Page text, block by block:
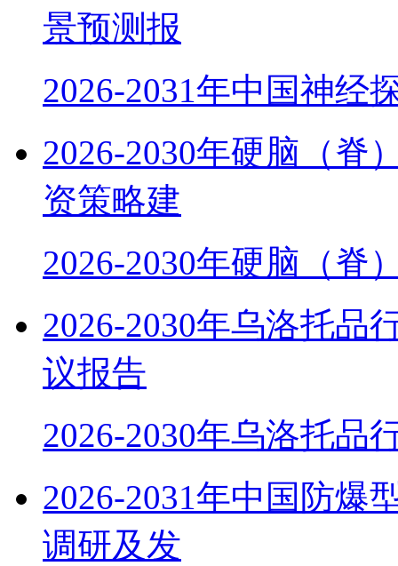
景预测报
2026-2031年中国神经
2026-2030年硬脑（脊
资策略建
2026-2030年硬脑（脊
2026-2030年乌洛托品
议报告
2026-2030年乌洛托品
2026-2031年中国防爆
调研及发